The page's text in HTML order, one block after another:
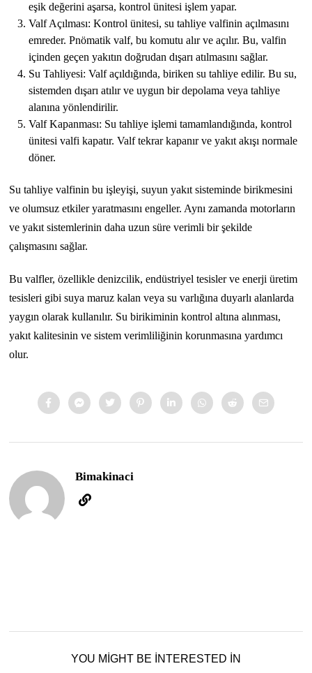
eşik değerini aşarsa, kontrol ünitesi işlem yapar.
Valf Açılması: Kontrol ünitesi, su tahliye valfinin açılmasını
emreder. Pnömatik valf, bu komutu alır ve açılır. Bu, valfin
içinden geçen yakıtın doğrudan dışarı atılmasını sağlar.
Su Tahliyesi: Valf açıldığında, biriken su tahliye edilir. Bu su,
sistemden dışarı atılır ve uygun bir depolama veya tahliye
alanına yönlendirilir.
Valf Kapanması: Su tahliye işlemi tamamlandığında, kontrol
ünitesi valfi kapatır. Valf tekrar kapanır ve yakıt akışı normale
döner.
Su tahliye valfinin bu işleyişi, suyun yakıt sisteminde birikmesini
ve olumsuz etkiler yaratmasını engeller. Aynı zamanda motorların
ve yakıt sistemlerinin daha uzun süre verimli bir şekilde
çalışmasını sağlar.
Bu valfler, özellikle denizcilik, endüstriyel tesisler ve enerji üretim
tesisleri gibi suya maruz kalan veya su varlığına duyarlı alanlarda
yaygın olarak kullanılır. Su birikiminin kontrol altına alınması,
yakıt kalitesinin ve sistem verimliliğinin korunmasına yardımcı
olur.
Bimakinaci
YOU MIGHT BE INTERESTED IN